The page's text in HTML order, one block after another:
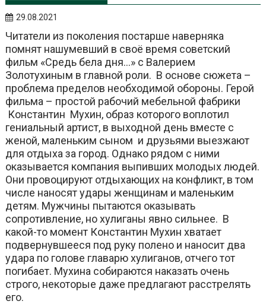
29.08.2021
Читатели из поколения постарше наверняка
помнят нашумевший в своё время советский
фильм «Средь бела дня…» с Валерием
Золотухиным в главной роли. В основе сюжета –
проблема пределов необходимой обороны. Герой
фильма – простой рабочий мебельной фабрики
Константин Мухин, образ которого воплотил
гениальный артист, в выходной день вместе с
женой, маленьким сыном и друзьями выезжают
для отдыха за город. Однако рядом с ними
оказывается компания выпивших молодых людей.
Они провоцируют отдыхающих на конфликт, в том
числе наносят удары женщинам и маленьким
детям. Мужчины пытаются оказывать
сопротивление, но хулиганы явно сильнее. В
какой-то момент Константин Мухин хватает
подвернувшееся под руку полено и наносит два
удара по голове главарю хулиганов, отчего тот
погибает. Мухина собираются наказать очень
строго, некоторые даже предлагают расстрелять
его.